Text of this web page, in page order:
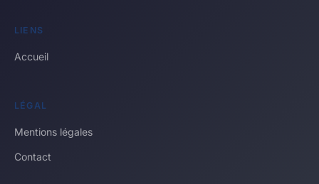
LIENS
Accueil
LÉGAL
Mentions légales
Contact